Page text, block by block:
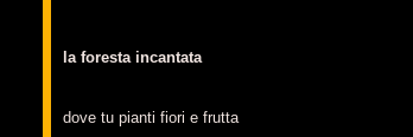
la foresta incantata
dove tu pianti fiori e frutta